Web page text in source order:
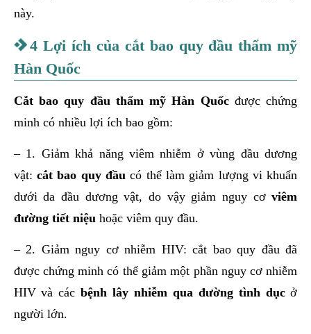
này.
4 Lợi ích của cắt bao quy đầu thẩm mỹ
Hàn Quốc
Cắt bao quy đầu thẩm mỹ Hàn Quốcđược chứng
minh có nhiều lợi ích bao gồm:
– 1. Giảm khả năng viêm nhiễm ở vùng đầu dương
vật: cắt bao quy đầu có thể làm giảm lượng vi khuẩn
dưới da đầu dương vật, do vậy giảm nguy cơviêm
đường tiết niệu hoặc viêm quy đầu.
– 2. Giảm nguy cơ nhiễm HIV: cắt bao quy đầu đã
được chứng minh có thể giảm một phần nguy cơ nhiễm
HIV và cácbệnh lây nhiễm qua đường tình dụcở
người lớn.